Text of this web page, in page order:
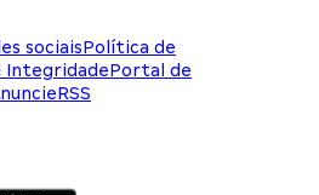
sociaisPolítica de
IntegridadePortal de
RSS